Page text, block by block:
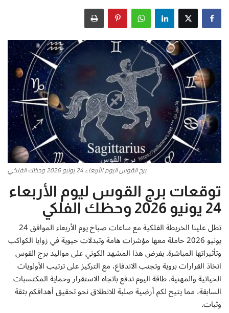
ثقافة وفن
تكنولوجيا وعلوم
صحة ولياقة
أطباق من المطابخ العربية
سياحة وسفر
منوعات عامة
من نحن
سياسة الخصوصية
البنود والشروط
رئيس التحرير
إتصل بنا
برج القوس اليوم الأربعاء 24 يونيو 2026 وحظك الفلكي
توقعات برج القوس ليوم الأربعاء
24 يونيو 2026 وحظك الفلكي
تطل علينا الخريطة الفلكية مع ساعات صباح يوم الأربعاء الموافق 24
يونيو 2026 حاملة معها مؤشرات هامة وتبدلات حيوية في زوايا الكواكب
وتأثيراتها المباشرة. يفرض هذا المشهد الكوني على مواليد برج القوس
اتخاذ القرارات بروية وتجنب الاندفاع، مع التركيز على ترتيب الأولويات
الحياتية والمهنية. طاقة اليوم تدفع باتجاه الاستقرار وحماية المكتسبات
السابقة، مما يتيح لكم أرضية صلبة للانطلاق نحو تحقيق أهدافكم بثقة
وثبات.